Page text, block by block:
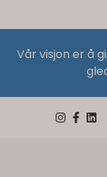
Vår visjon er å